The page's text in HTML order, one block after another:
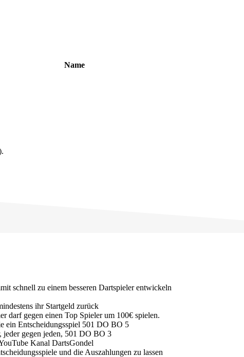
Name
schnell zu einem besseren Dartspieler entwickeln
ihr Startgeld zurück
darf gegen einen Top Spieler um 100€ spielen.
ein Entscheidungsspiel 501 DO BO 5
jeder gegen jeden, 501 DO BO 3
Kanal DartsGondel
und die Auszahlungen zu lassen